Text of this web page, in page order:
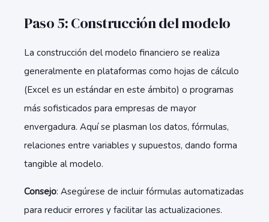
Paso 5: Construcción del modelo
La construcción del modelo financiero se realiza
generalmente en plataformas como hojas de cálculo
(Excel es un estándar en este ámbito) o programas
más sofisticados para empresas de mayor
envergadura. Aquí se plasman los datos, fórmulas,
relaciones entre variables y supuestos, dando forma
tangible al modelo.
Consejo: Asegúrese de incluir fórmulas automatizadas
para reducir errores y facilitar las actualizaciones.